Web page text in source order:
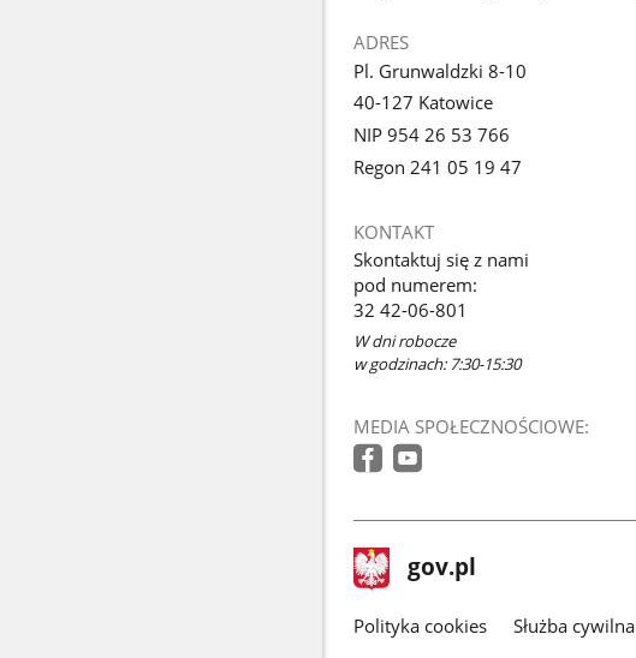
ADRES
Pl. Grunwaldzki 8-10
40-127 Katowice
NIP 954 26 53 766
Regon 241 05 19 47
KONTAKT
Skontaktuj się z nami
pod numerem:
32 42-06-801
W dni robocze
w godzinach: 7:30-15:30
MEDIA SPOŁECZNOŚCIOWE:
stopka
gov.pl Strona
gov.pl
gov.pl
Polityka cookies Służba cywilna